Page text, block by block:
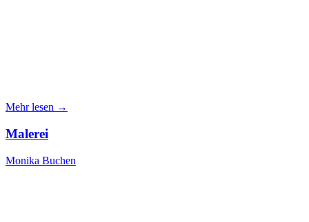
Mehr lesen →
Malerei
Monika Buchen